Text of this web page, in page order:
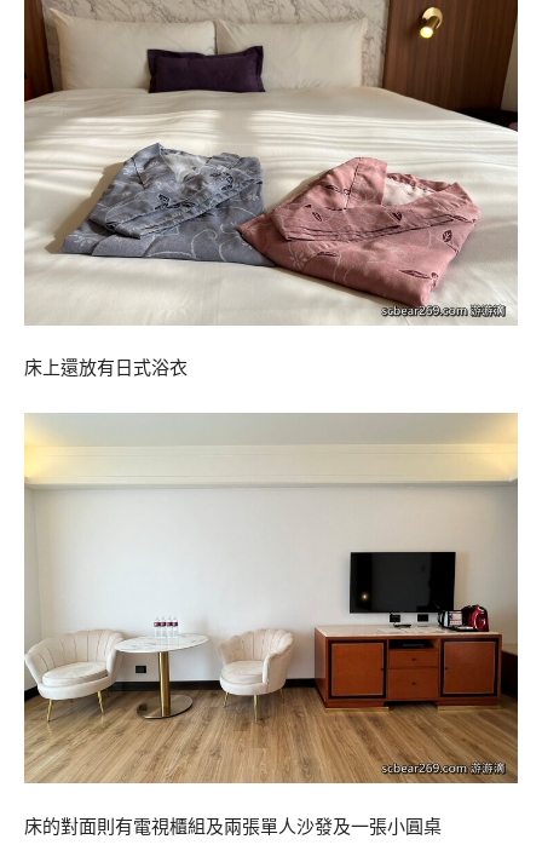
床上還放有日式浴衣
床的對面則有電視櫃組及兩張單人沙發及一張小圓桌